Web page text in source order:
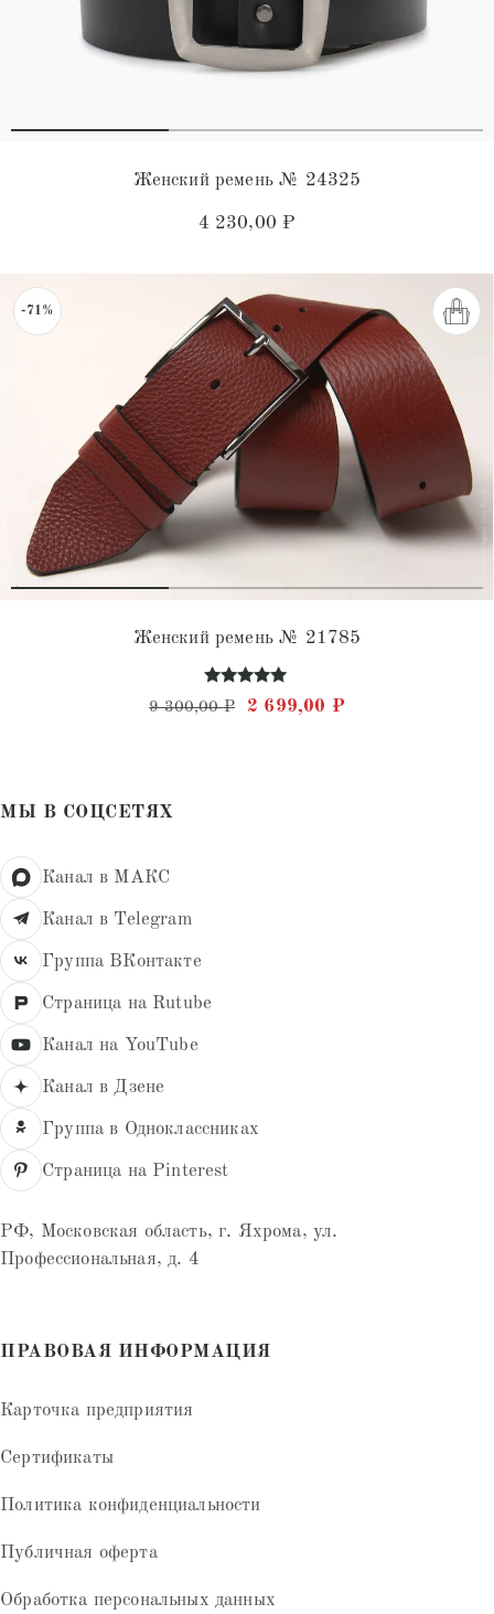
Женский ремень № 24325
4 230,00 ₽
-71%
Женский ремень № 21785
Оценка
4.91
9 300,00₽ Первоначальная цена
2 699,00 ₽Текущая цена:
МЫ В СОЦСЕТЯХ
Канал в МАКС
Канал в Telegram
Группа ВКонтакте
Страница на Rutube
Канал на YouTube
Канал в Дзене
Группа в Одноклассниках
Страница на Pinterest
РФ, Московская область, г. Яхрома, ул.
Профессиональная, д. 4
ПРАВОВАЯ ИНФОРМАЦИЯ
Карточка предприятия
Сертификаты
Политика конфиденциальности
Публичная оферта
Обработка персональных данных